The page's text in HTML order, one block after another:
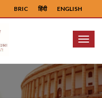
ENGLISH
हिंदी
BRIC
Menu